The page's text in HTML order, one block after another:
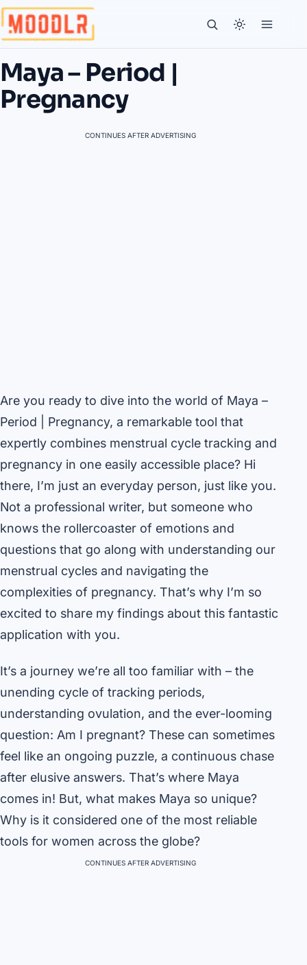
Maya – Period |
Pregnancy
CONTINUES AFTER ADVERTISING
Are you ready to dive into the world of Maya –
Period | Pregnancy, a remarkable tool that
expertly combines menstrual cycle tracking and
pregnancy in one easily accessible place? Hi
there, I’m just an everyday person, just like you.
Not a professional writer, but someone who
knows the rollercoaster of emotions and
questions that go along with understanding our
menstrual cycles and navigating the
complexities of pregnancy. That’s why I’m so
excited to share my findings about this fantastic
application with you.
It’s a journey we’re all too familiar with – the
unending cycle of tracking periods,
understanding ovulation, and the ever-looming
question: Am I pregnant? These can sometimes
feel like an ongoing puzzle, a continuous chase
after elusive answers. That’s where Maya
comes in! But, what makes Maya so unique?
Why is it considered one of the most reliable
tools for women across the globe?
CONTINUES AFTER ADVERTISING